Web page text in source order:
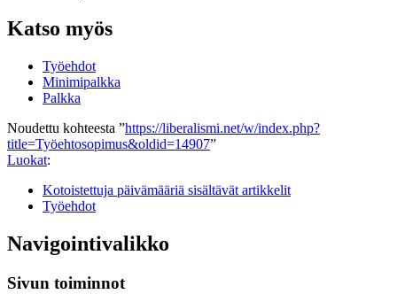
Katso myös
Työehdot
Minimipalkka
Palkka
Noudettu kohteesta ”https://liberalismi.net/w/index.php?
title=Työehtosopimus&oldid=14907”
Luokat:
Kotoistettuja päivämääriä sisältävät artikkelit
Työehdot
Navigointivalikko
Sivun toiminnot